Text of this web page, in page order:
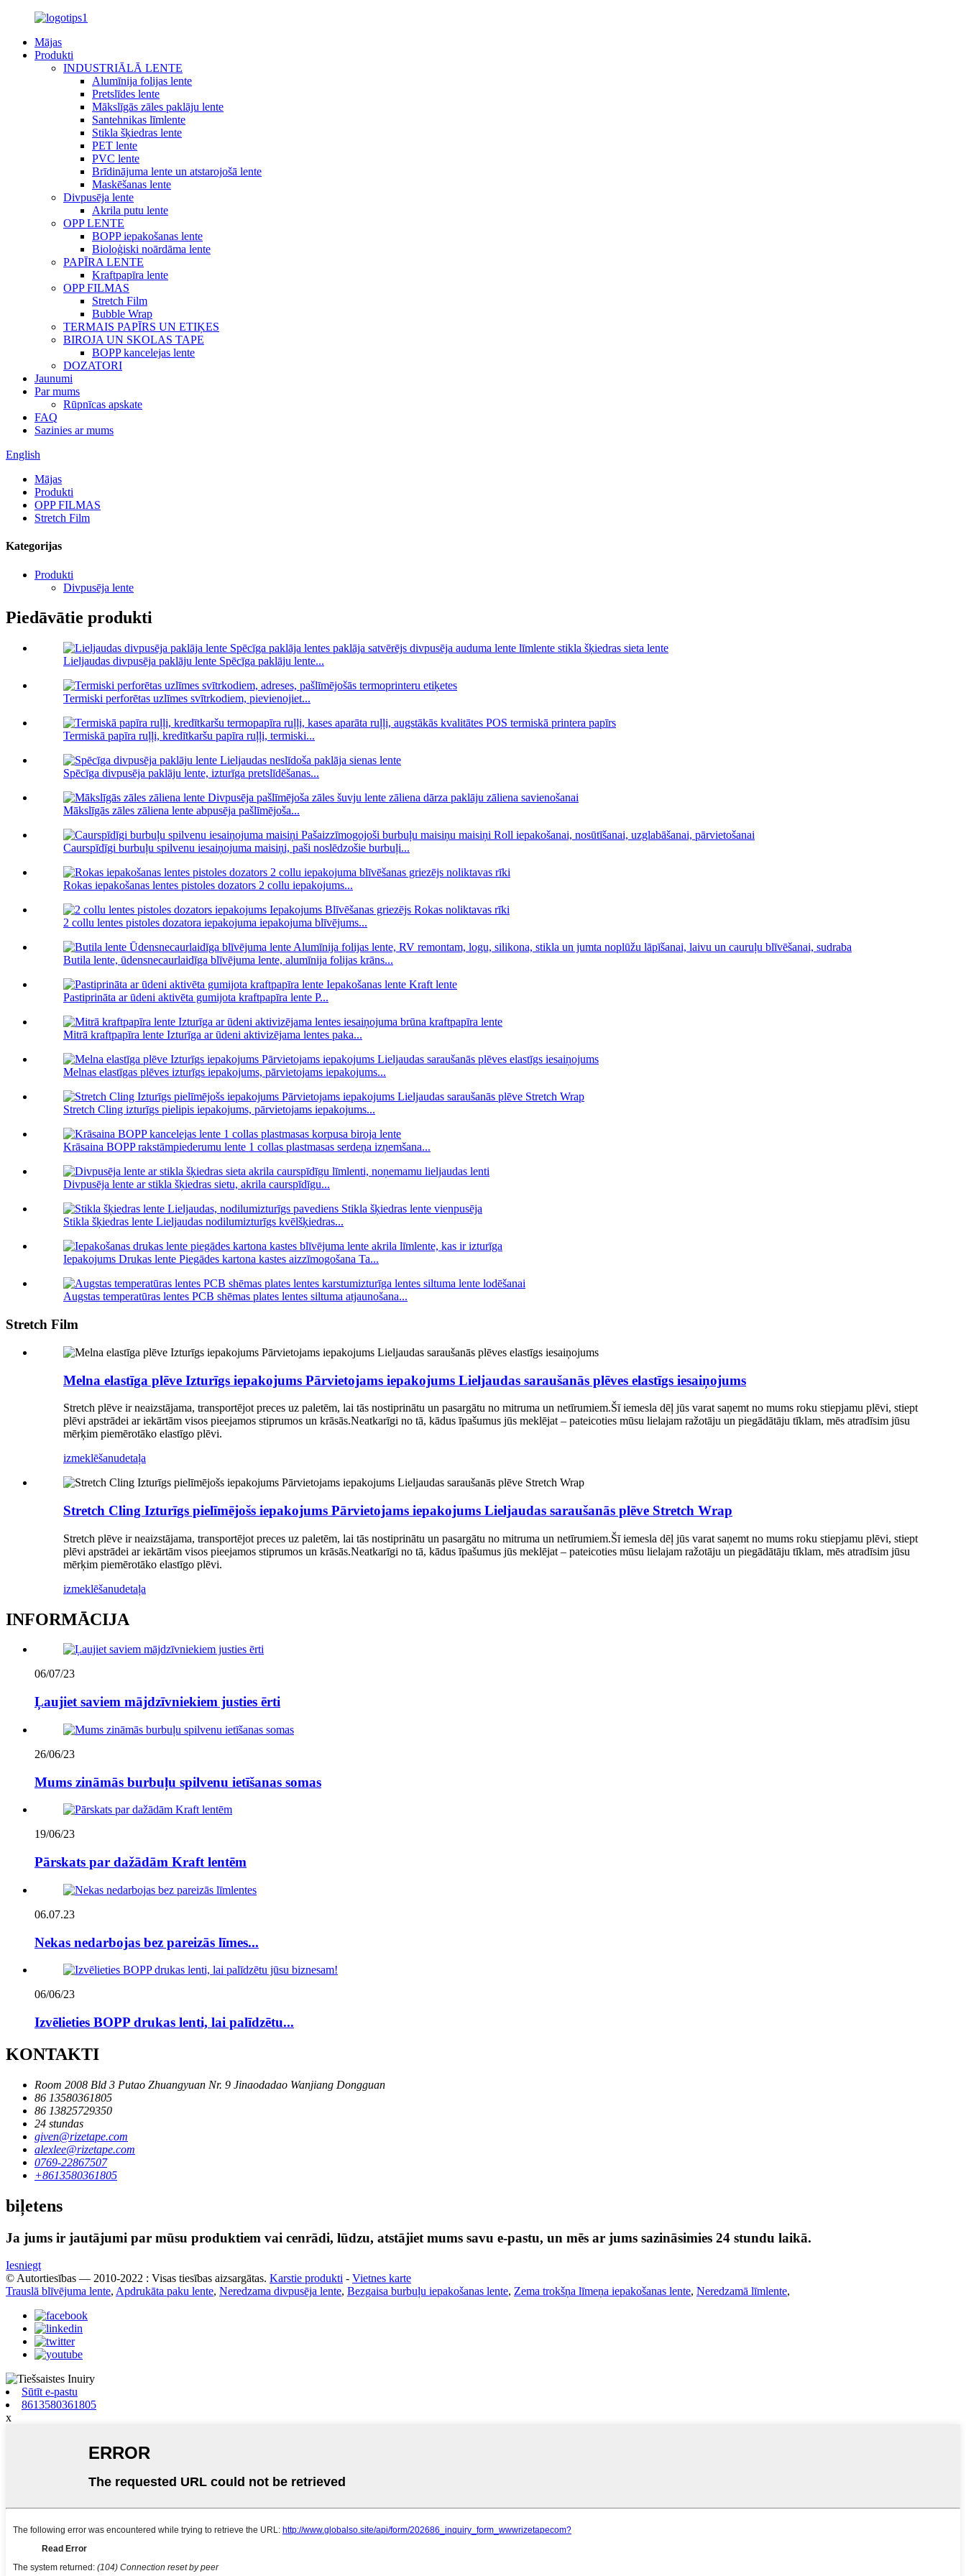
Mājas
Produkti
INDUSTRIĀLĀ LENTE
Alumīnija folijas lente
Pretslīdes lente
Mākslīgās zāles paklāju lente
Santehnikas līmlente
Stikla šķiedras lente
PET lente
PVC lente
Brīdinājuma lente un atstarojošā lente
Maskēšanas lente
Divpusēja lente
Akrila putu lente
OPP LENTE
BOPP iepakošanas lente
Bioloģiski noārdāma lente
PAPĪRA LENTE
Kraftpapīra lente
OPP FILMAS
Stretch Film
Bubble Wrap
TERMAIS PAPĪRS UN ETIĶES
BIROJA UN SKOLAS TAPE
BOPP kancelejas lente
DOZATORI
Jaunumi
Par mums
Rūpnīcas apskate
FAQ
Sazinies ar mums
English
Mājas
Produkti
OPP FILMAS
Stretch Film
Kategorijas
Produkti
Divpusēja lente
Piedāvātie produkti
Lieljaudas divpusēja paklāju lente Spēcīga paklāju lente...
Termiski perforētas uzlīmes svītrkodiem, pievienojiet...
Termiskā papīra ruļļi, kredītkaršu papīra ruļļi, termiski...
Spēcīga divpusēja paklāju lente, izturīga pretslīdēšanas...
Mākslīgās zāles zāliena lente abpusēja pašlīmējoša...
Caurspīdīgi burbuļu spilvenu iesaiņojuma maisiņi, paši noslēdzošie burbuļi...
Rokas iepakošanas lentes pistoles dozators 2 collu iepakojums...
2 collu lentes pistoles dozatora iepakojuma iepakojuma blīvējums...
Butila lente, ūdensnecaurlaidīga blīvējuma lente, alumīnija folijas krāns...
Pastiprināta ar ūdeni aktivēta gumijota kraftpapīra lente P...
Mitrā kraftpapīra lente Izturīga ar ūdeni aktivizējama lentes paka...
Melnas elastīgas plēves izturīgs iepakojums, pārvietojams iepakojums...
Stretch Cling izturīgs pielipis iepakojums, pārvietojams iepakojums...
Krāsaina BOPP rakstāmpiederumu lente 1 collas plastmasas serdeņa izņemšana...
Divpusēja lente ar stikla šķiedras sietu, akrila caurspīdīgu...
Stikla šķiedras lente Lieljaudas nodilumizturīgs kvēlšķiedras...
Iepakojums Drukas lente Piegādes kartona kastes aizzīmogošana Ta...
Augstas temperatūras lentes PCB shēmas plates lentes siltuma atjaunošana...
Stretch Film
Melna elastīga plēve Izturīgs iepakojums Pārvietojams iepakojums Lieljaudas saraušanās plēves elastīgs iesaiņojums
Stretch plēve ir neaizstājama, transportējot preces uz paletēm, lai tās nostiprinātu un pasargātu no mitruma un netīrumiem.Šī iemesla dēļ jūs varat saņemt no mums roku stiepjamu plēvi, stiept
plēvi apstrādei ar iekārtām visos pieejamos stiprumos un krāsās.Neatkarīgi no tā, kādus īpašumus jūs meklējat – pateicoties mūsu lielajam ražotāju un piegādātāju tīklam, mēs atradīsim jūsu
mērķim piemērotāko elastīgo plēvi.
izmeklēšanudetaļa
Stretch Cling Izturīgs pielīmējošs iepakojums Pārvietojams iepakojums Lieljaudas saraušanās plēve Stretch Wrap
Stretch plēve ir neaizstājama, transportējot preces uz paletēm, lai tās nostiprinātu un pasargātu no mitruma un netīrumiem.Šī iemesla dēļ jūs varat saņemt no mums roku stiepjamu plēvi, stiept
plēvi apstrādei ar iekārtām visos pieejamos stiprumos un krāsās.Neatkarīgi no tā, kādus īpašumus jūs meklējat – pateicoties mūsu lielajam ražotāju un piegādātāju tīklam, mēs atradīsim jūsu
mērķim piemērotāko elastīgo plēvi.
izmeklēšanudetaļa
INFORMĀCIJA
06/07/23
Ļaujiet saviem mājdzīvniekiem justies ērti
26/06/23
Mums zināmās burbuļu spilvenu ietīšanas somas
19/06/23
Pārskats par dažādām Kraft lentēm
06.07.23
Nekas nedarbojas bez pareizās līmes...
06/06/23
Izvēlieties BOPP drukas lenti, lai palīdzētu...
KONTAKTI
Room 2008 Bld 3 Putao Zhuangyuan Nr. 9 Jinaodadao Wanjiang Dongguan
86 13580361805
86 13825729350
24 stundas
given@rizetape.com
alexlee@rizetape.com
0769-22867507
+8613580361805
biļetens
Ja jums ir jautājumi par mūsu produktiem vai cenrādi, lūdzu, atstājiet mums savu e-pastu, un mēs ar jums sazināsimies 24 stundu laikā.
Iesniegt
© Autortiesības — 2010-2022 : Visas tiesības aizsargātas. Karstie produkti - Vietnes karte
Trauslā blīvējuma lente, Apdrukāta paku lente, Neredzama divpusēja lente, Bezgaisa burbuļu iepakošanas lente, Zema trokšņa līmeņa iepakošanas lente, Neredzamā līmlente,
Sūtīt e-pastu
8613580361805
x